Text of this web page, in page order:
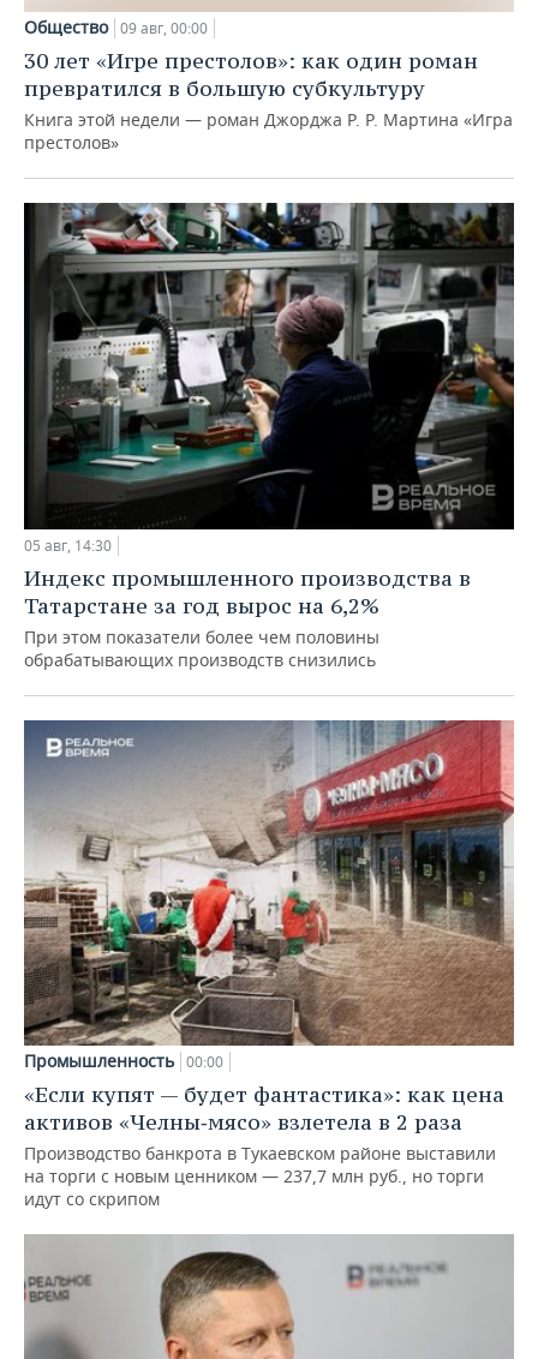
Общество 09 авг, 00:00
30 лет «Игре престолов»: как один роман
превратился в большую субкультуру
Книга этой недели — роман Джорджа Р. Р. Мартина «Игра
престолов»
05 авг, 14:30
Индекс промышленного производства в
Татарстане за год вырос на 6,2%
При этом показатели более чем половины
обрабатывающих производств снизились
Промышленность 00:00
«Если купят — будет фантастика»: как цена
активов «Челны‑мясо» взлетела в 2 раза
Производство банкрота в Тукаевском районе выставили
на торги с новым ценником — 237,7 млн руб., но торги
идут со скрипом